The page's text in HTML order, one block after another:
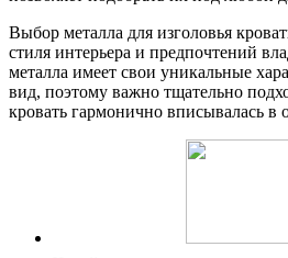
Выбор металла для изголовья
стиля интерьера и предпочтений
металла имеет свои уникальные
вид, поэтому важно тщательно
кровать гармонично вписывалась